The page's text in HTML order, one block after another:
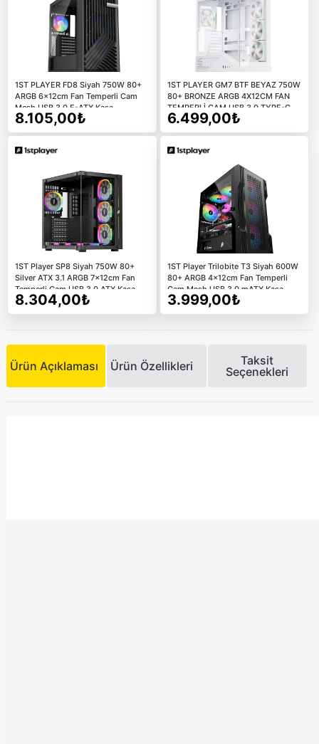
1ST PLAYER FD8 Siyah 750W 80+
ARGB 6x12cm Fan Temperli Cam
Mesh USB 3.0 E-ATX Kasa
8.105,00₺
1ST PLAYER GM7 BTF BEYAZ 750W
80+ BRONZE ARGB 4X12CM FAN
TEMPERLİ CAM USB 3.0 TYPE-C
ATX KASA
6.499,00₺
1ST Player SP8 Siyah 750W 80+
Silver ATX 3.1 ARGB 7x12cm Fan
Temperli Cam USB 3.0 ATX Kasa
8.304,00₺
1ST Player Trilobite T3 Siyah 600W
80+ ARGB 4x12cm Fan Temperli
Cam Mesh USB 3.0 mATX Kasa
3.999,00₺
Ürün Açıklaması Ürün Özellikleri
Taksit
Seçenekleri